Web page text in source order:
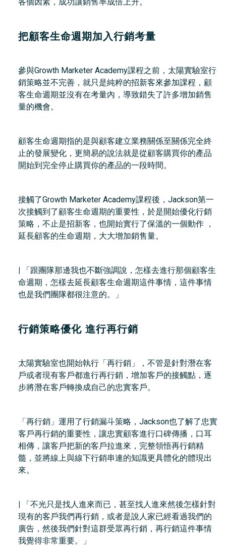
把顧客生命週期加入行銷考量
參與Growth Marketer Academy課程之前，太陽實驗室行
銷策略並不完善，就只是純粹的招新客來參加課程，顧
客生命週期並沒有在考量內，導致錯失了許多增加銷售
量的機會。
顧客生命週期指的是與顧客建立業務關係至關係完全終
止的發展變化，更簡易的說法就是從顧客購買你的產品
開始到完全停止購買你的產品的一段時間。
接觸了Growth Marketer Academy課程後，Jackson第一
次接觸到了顧客生命週期的重要性，於是開始優化行銷
策略，不止是招新客，也開始實行了保溫的一個動作 ，
延長顧客的生命週期，大大增加銷售量。
|
「跟團隊那邊我也不斷強調說，怎樣去進行那個顧客生
命週期，怎樣去延長顧客生命週期這件事情，這件事情
也是我們團隊都很注意的。」
行銷策略優化 進行再行銷
太陽實驗室也開始執行「再行銷」，不管是針對潛在客
戶或者現有客戶都進行再行銷，增加客戶的接觸點，逐
步將潛在客戶轉換成自己的忠實客戶。
「再行銷」運用了行銷漏斗策略，Jackson也了解了忠實
客戶再行銷的重要性，讓忠實顧客進行口碑傳播，口耳
相傳，讓客戶把新的客戶拉進來，完整領悟再行銷精
髓，並將線上與線下行銷串連的知識更具體化的體現出
來。
|
「不光只是找人進來而已，甚至找人進來然後怎樣針對
現有的客戶我們再行銷，或者是說人家已經看過我們的
廣告，然後我們針對這群受眾再行銷，再行銷這件事情
我覺得非常重要。」